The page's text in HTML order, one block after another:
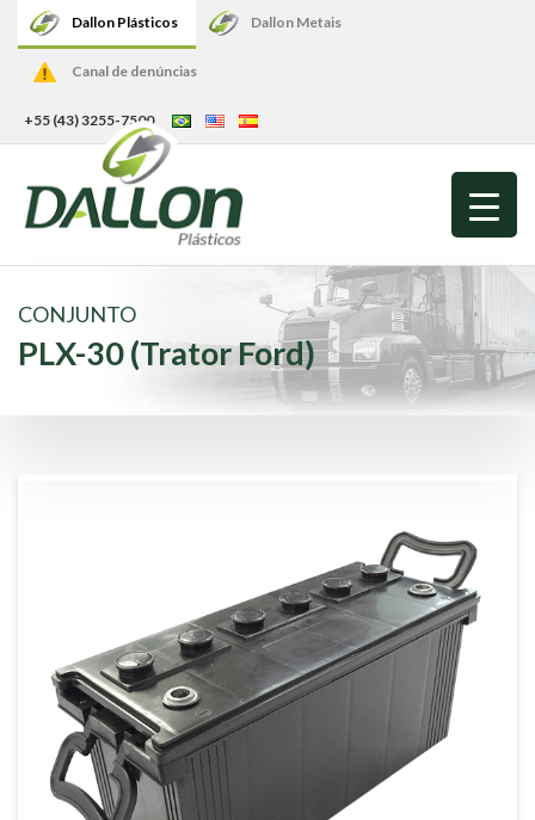
Dallon Plásticos Dallon Metais
Canal de denúncias
+55 (43) 3255-7500
CONJUNTO
PLX-30 (Trator Ford)